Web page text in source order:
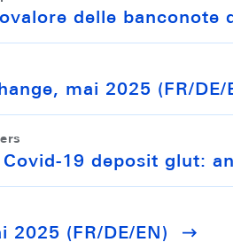
delle banconote
mai 2025 (FR/DE/
19 deposit glut:
2025 (FR/DE/EN)